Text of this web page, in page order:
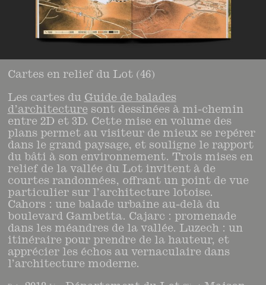
Cartes en relief du Lot (46)
Les cartes du Guide de balades
d’architecture sont dessinées à mi-chemin
entre 2D et 3D. Cette mise en volume des
plans permet au visiteur de mieux se repérer
dans le grand paysage, et souligne le rapport
du bâti à son environnement. Trois mises en
relief de la vallée du Lot invitent à de
courtes randonnées, offrant un point de vue
particulier sur l’architecture lotoise.
Cahors : une balade urbaine au-delà du
boulevard Gambetta. Cajarc : promenade
dans les méandres de la vallée. Luzech : un
itinéraire pour prendre de la hauteur, et
apprécier les échos au vernaculaire dans
l’architecture moderne.